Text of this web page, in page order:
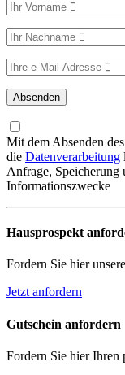
Mit dem Absenden
die Datenverarbeitung
Anfrage,
Informationszwecke
Hausprospekt
Fordern Sie hier
Jetzt anfordern
Gutschein anfordern
Fordern Sie hier Ihren